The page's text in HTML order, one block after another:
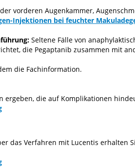
vorderen Augenkammer,
Injektionen bei feuchter
Seltene Fälle von
die Pegaptanib zusammen mit
die Fachinformation.
ergeben, die auf Komplikationen
das Verfahren mit Lucentis erhalten